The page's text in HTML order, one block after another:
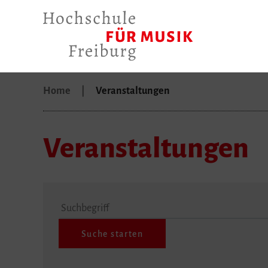
Home Veranstaltungen
Veranstaltungen
Suchbegriff